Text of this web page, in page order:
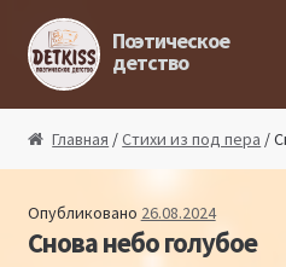
Перейти к навигации
Перейти к
Поэтическое
детство
Поэтический ликбез
Главная /Стихи из под пера /
Опубликовано 26.08.2024
Снова небо голубое